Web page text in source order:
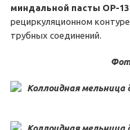
миндальной пасты OP-
рециркуляционном
трубных соединений.